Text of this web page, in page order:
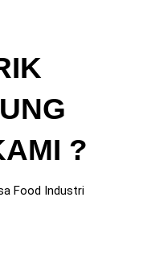
?
Food Industri